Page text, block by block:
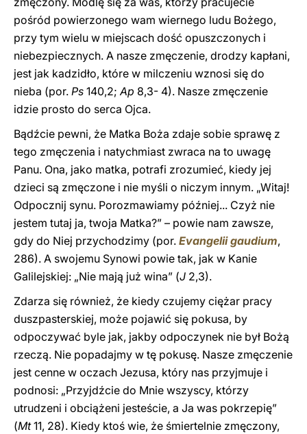
pośród powierzonego wam wiernego ludu Bożego,
przy tym wielu w miejscach dość opuszczonych i
niebezpiecznych. A nasze zmęczenie, drodzy kapłani,
jest jak kadzidło, które w milczeniu wznosi się do
nieba (por. Ps 140,2;Ap 8,3- 4). Nasze zmęczenie
idzie prosto do serca Ojca.
Bądźcie pewni, że Matka Boża zdaje sobie sprawę z
tego zmęczenia i natychmiast zwraca na to uwagę
Panu. Ona, jako matka, potrafi zrozumieć, kiedy jej
dzieci są zmęczone i nie myśli o niczym innym. „Witaj!
Odpocznij synu. Porozmawiamy później... Czyż nie
jestem tutaj ja, twoja Matka?” – powie nam zawsze,
gdy do Niej przychodzimy (por. Evangelii gaudium,
286). A swojemu Synowi powie tak, jak w Kanie
Galilejskiej: „Nie mają już wina” (J 2,3).
Zdarza się również, że kiedy czujemy ciężar pracy
duszpasterskiej, może pojawić się pokusa, by
odpoczywać byle jak, jakby odpoczynek nie był Bożą
rzeczą. Nie popadajmy w tę pokusę. Nasze zmęczenie
jest cenne w oczach Jezusa, który nas przyjmuje i
podnosi: „Przyjdźcie do Mnie wszyscy, którzy
utrudzeni i obciążeni jesteście, a Ja was pokrzepię”
(Mt11, 28). Kiedy ktoś wie, że śmiertelnie zmęczony,